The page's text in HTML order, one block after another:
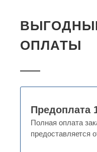
ОПЛАТЫ
Предоплата
Полная оплата
предоставляется